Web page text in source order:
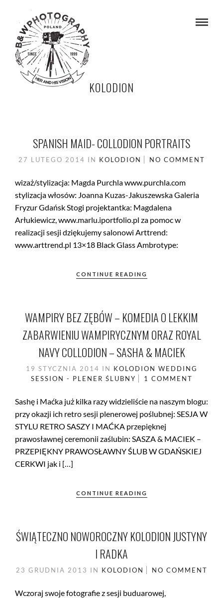
KOLODION
SPANISH MAID- COLLODION PORTRAITS
27 LUTEGO 2014 IN KOLODION NO COMMENT
wizaż/stylizacja: Magda Purchla www.purchla.com
stylizacja włosów: Joanna Kuzas-Jakuszewska Galeria
Fryzur Gdańsk Stogi projektantka: Magdalena
Arłukiewicz, www.marlu.iportfolio.pl za pomoc w
realizacji sesji dziękujemy salonowi Arttrend:
www.arttrend.pl 13×18 Black Glass Ambrotype:
CONTINUE READING
WAMPIRY BEZ ZĘBÓW – KOMEDIA O LEKKIM
ZABARWIENIU WAMPIRYCZNYM ORAZ ROYAL
NAVY COLLODION – SASHA & MACIEK
19 STYCZNIA 2014 IN KOLODION WEDDING
SESSION - PLENER ŚLUBNY
1 COMMENT
Sashę i Maćka już kilka razy widzieliście na naszym blogu:
przy okazji ich retro sesji plenerowej poślubnej: SESJA W
STYLU RETRO SASZY I MAĆKA przepięknej
prawosławnej ceremonii zaślubin: SASZA & MACIEK –
PRZEPIĘKNY PRAWOSŁAWNY ŚLUB W GDAŃSKIEJ
CERKWI jak i […]
CONTINUE READING
ŚWIĄTECZNO NOWOROCZNY KOLODION JUSTYNY
I RADKA
23 GRUDNIA 2013 IN KOLODION NO COMMENT
Wczoraj swoje fotografie z sesji buduarowej,